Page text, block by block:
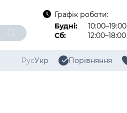
Графік роботи:
Будні:
10:00–19:00
Сб:
12:00–18:00
РусУкр Порівняння